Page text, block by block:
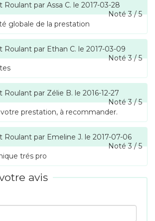
Roulant par Assa C. le 2017-03-28
Noté3/5
globale de la prestation
Roulant par Ethan C. le 2017-03-09
Noté3/5
Roulant par Zélie B. le 2016-12-27
Noté3/5
prestation, à recommander.
Roulant par Emeline J. le 2017-07-06
Noté3/5
trés pro
avis